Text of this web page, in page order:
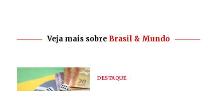
Veja mais sobre Brasil & Mundo
DESTAQUE